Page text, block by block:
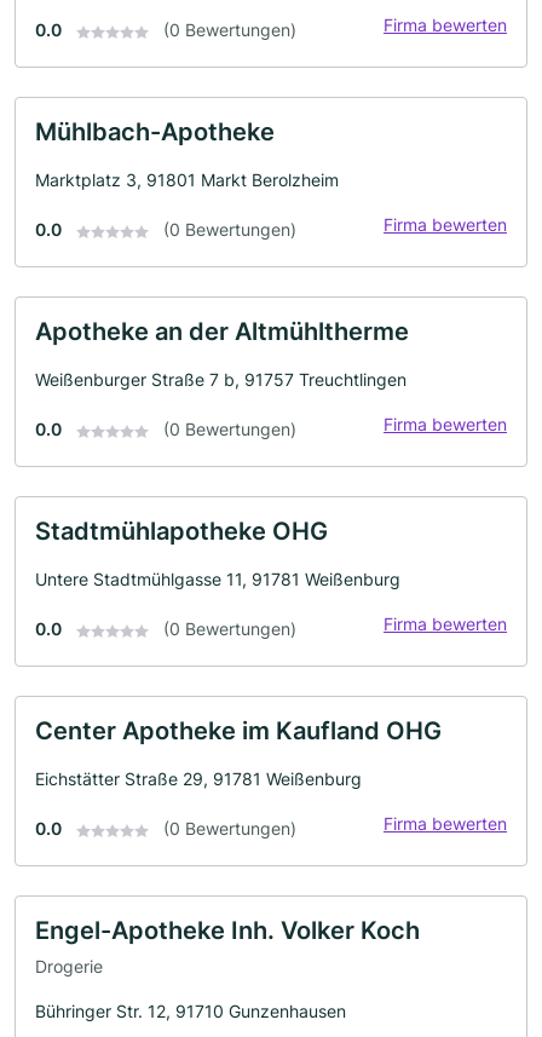
0.0 (0 Bewertungen) Firma bewerten
Mühlbach-Apotheke
Marktplatz 3, 91801 Markt Berolzheim
0.0 (0 Bewertungen) Firma bewerten
Apotheke an der Altmühltherme
Weißenburger Straße 7 b, 91757 Treuchtlingen
0.0 (0 Bewertungen) Firma bewerten
Stadtmühlapotheke OHG
Untere Stadtmühlgasse 11, 91781 Weißenburg
0.0 (0 Bewertungen) Firma bewerten
Center Apotheke im Kaufland OHG
Eichstätter Straße 29, 91781 Weißenburg
0.0 (0 Bewertungen) Firma bewerten
Engel-Apotheke Inh. Volker Koch
Drogerie
Bühringer Str. 12, 91710 Gunzenhausen